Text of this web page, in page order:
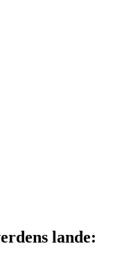
lande: